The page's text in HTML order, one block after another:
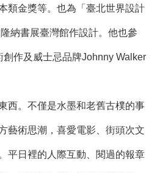
類金獎等。也為「臺北世界設計
納書展臺灣館作設計。他也參
作及威士忌品牌Johnny Walker
西。不僅是水墨和老舊古樸的事
藝術思潮，喜愛電影、街頭次文
平日裡的人際互動、閱過的報章